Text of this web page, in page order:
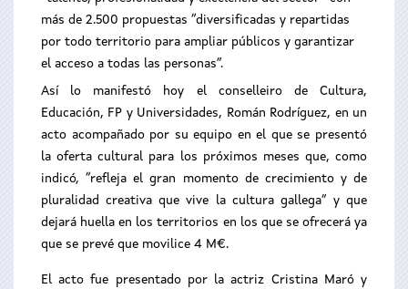
más de 2.500 propuestas “diversificadas y repartidas
por todo territorio para ampliar públicos y garantizar
el acceso a todas las personas”.
Así lo manifestó hoy el conselleiro de Cultura,
Educación, FP y Universidades, Román Rodríguez, en un
acto acompañado por su equipo en el que se presentó
la oferta cultural para los próximos meses que, como
indicó, “refleja el gran momento de crecimiento y de
pluralidad creativa que vive la cultura gallega” y que
dejará huella en los territorios en los que se ofrecerá ya
que se prevé que movilice 4 M€.
El acto fue presentado por la actriz Cristina Maró y